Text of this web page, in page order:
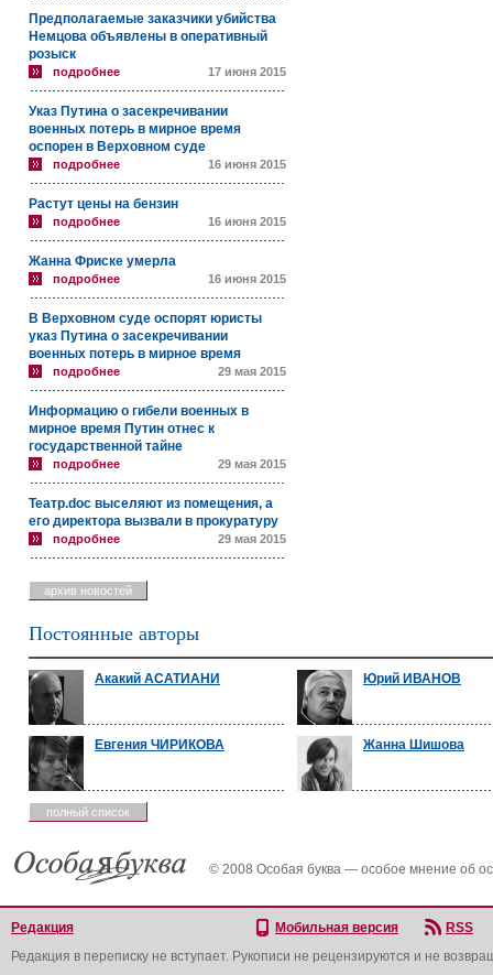
Предполагаемые заказчики убийства
Немцова объявлены в оперативный
розыск
подробнее 17 июня 2015
Указ Путина о засекречивании
военных потерь в мирное время
оспорен в Верховном суде
подробнее 16 июня 2015
Растут цены на бензин
подробнее 16 июня 2015
Жанна Фриске умерла
подробнее 16 июня 2015
В Верховном суде оспорят юристы
указ Путина о засекречивании
военных потерь в мирное время
подробнее 29 мая 2015
Информацию о гибели военных в
мирное время Путин отнес к
государственной тайне
подробнее 29 мая 2015
Театр.doc выселяют из помещения, а
его директора вызвали в прокуратуру
подробнее 29 мая 2015
архив новостей
Постоянные авторы
Акакий АСАТИАНИ Юрий ИВАНОВ
Евгения ЧИРИКОВА Жанна Шишова
полный список
© 2008 Особая буква — особое мнение об
Редакция Мобильная версия
RSS
Редакция в переписку не вступает. Рукописи не рецензируются и не